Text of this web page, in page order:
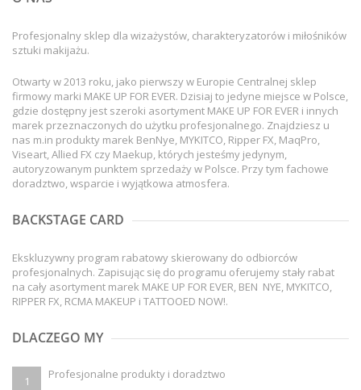
Profesjonalny sklep dla wizażystów, charakteryzatorów i miłośników
sztuki makijażu.
Otwarty w 2013 roku, jako pierwszy w Europie Centralnej sklep
firmowy marki MAKE UP FOR EVER. Dzisiaj to jedyne miejsce w Polsce,
gdzie dostępny jest szeroki asortyment MAKE UP FOR EVER i innych
marek przeznaczonych do użytku profesjonalnego. Znajdziesz u
nas m.in produkty marek BenNye, MYKITCO, Ripper FX, MaqPro,
Viseart, Allied FX czy Maekup, których jesteśmy jedynym,
autoryzowanym punktem sprzedaży w Polsce. Przy tym fachowe
doradztwo, wsparcie i wyjątkowa atmosfera.
BACKSTAGE CARD
Ekskluzywny program rabatowy skierowany do odbiorców
profesjonalnych. Zapisując się do programu oferujemy stały rabat
na cały asortyment marek MAKE UP FOR EVER, BEN NYE, MYKITCO,
RIPPER FX, RCMA MAKEUP i TATTOOED NOW!.
DLACZEGO MY
1 Profesjonalne produkty i doradztwo